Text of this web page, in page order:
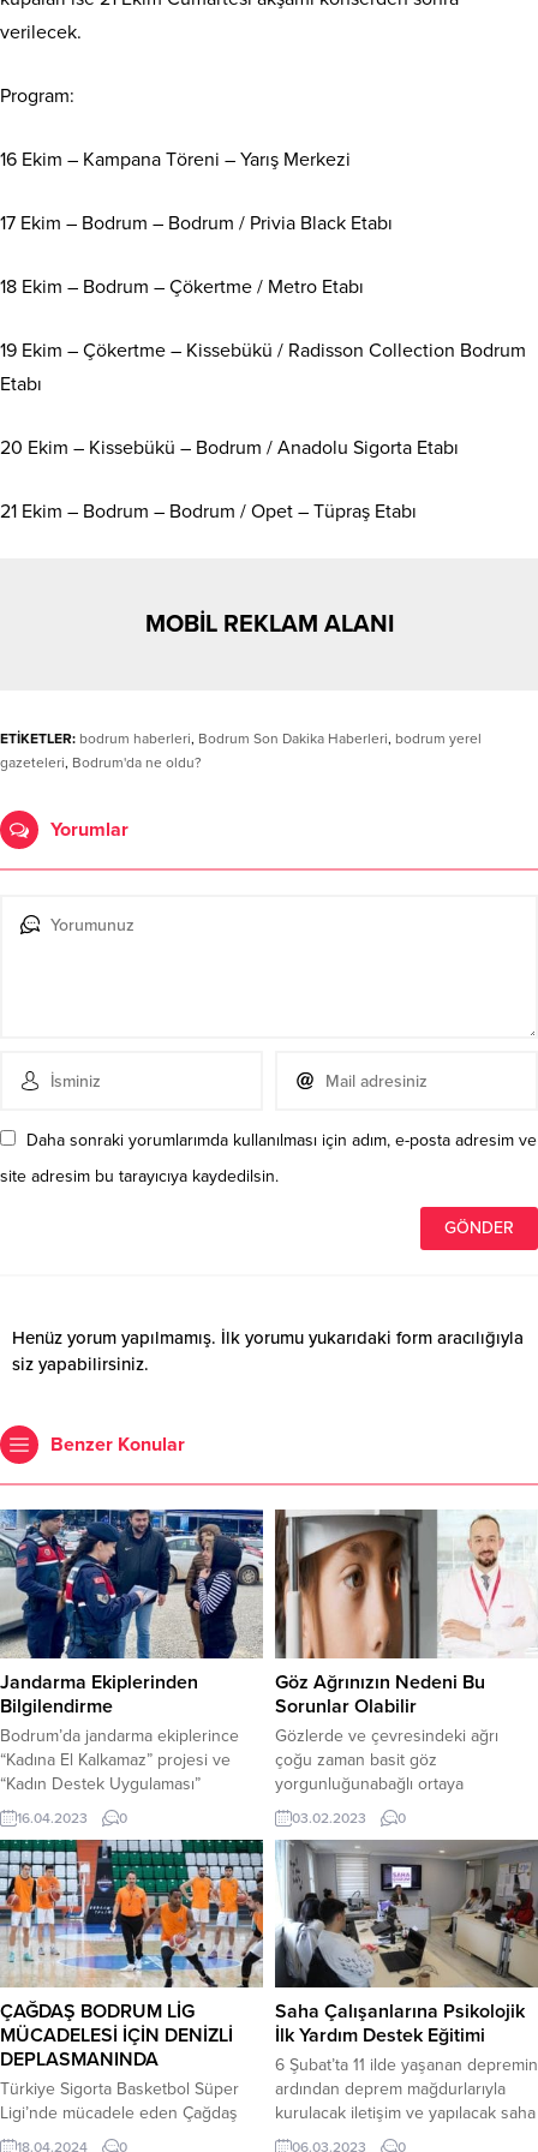
verilecek.
Program:
16 Ekim – Kampana Töreni – Yarış Merkezi
17 Ekim – Bodrum – Bodrum / Privia Black Etabı
18 Ekim – Bodrum – Çökertme / Metro Etabı
19 Ekim – Çökertme – Kissebükü / Radisson Collection Bodrum
Etabı
20 Ekim – Kissebükü – Bodrum / Anadolu Sigorta Etabı
21 Ekim – Bodrum – Bodrum / Opet – Tüpraş Etabı
MOBİL REKLAM ALANI
ETİKETLER: bodrum haberleri, Bodrum Son Dakika Haberleri, bodrum yerel
gazeteleri, Bodrum'da ne oldu?
Yorumlar
Daha sonraki yorumlarımda kullanılması için adım, e-posta adresim ve
site adresim bu tarayıcıya kaydedilsin.
Henüz yorum yapılmamış. İlk yorumu yukarıdaki form aracılığıyla
siz yapabilirsiniz.
Benzer Konular
Jandarma Ekiplerinden
Bilgilendirme
Bodrum’da jandarma ekiplerince
“Kadına El Kalkamaz” projesi ve
“Kadın Destek Uygulaması”
hakkında bilgilendirmede
bulunuldu. Bodrum İlçe Jandarma
Komutanlığı Aile İçi Şiddetle
Mücadele ve Çocuk Kısım Amirliği
ekiplerince, ilçede düzenlenen
Türkiye Ralli Şampiyonası’ndaki
kadın yarışmacı ve katılımcılara
Kadın Destek Uygulaması (KADES)
hakkında bilgiler verilip broşürler
dağıtıldı. Erkek yarışmacı ve
katılımcılara da...
16.04.2023 0
Göz Ağrınızın Nedeni Bu
Sorunlar Olabilir
Gözlerde ve çevresindeki ağrı
çoğu zaman basit göz
yorgunluğunabağlı ortaya
çıkabilirken, bazen de ciddi
sorunların belirtisi olabiliyor. Göz
ağrısına; kızarıklık, kanlanma,
kaşıntı, yanma, batma ve şişlik eşlik
ediyorsa mutlaka bir göz doktoruna
başvurmak gerekiyor.Uzman
hekimler tarafından yapılan detaylı
bir göz ve görme muayenesiyle
sorunun belirlenmesi,olası kalıcı
hasarları önlemek adınaoldukça
önem...
03.02.2023 0
ÇAĞDAŞ BODRUM LİG
MÜCADELESİ İÇİN DENİZLİ
DEPLASMANINDA
Türkiye Sigorta Basketbol Süper
Ligi’nde mücadele eden Çağdaş
Bodrum Türkiye Sigorta Basketbol
18.04.2024 0
Saha Çalışanlarına Psikolojik
İlk Yardım Destek Eğitimi
6 Şubat’ta 11 ilde yaşanan depremin
ardından deprem mağdurlarıyla
kurulacak iletişim ve yapılacak saha
çalışmalarında, Bodrum Belediye
06.03.2023 0